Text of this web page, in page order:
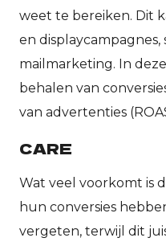
weet te bereiken. Dit
en displaycampagnes,
mailmarketing. In
behalen van
van advertenties
CARE
Wat veel voorkomt is
hun conversies
vergeten, terwijl dit